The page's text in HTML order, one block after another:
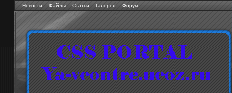
Новости Файлы Статьи Галерея Форум